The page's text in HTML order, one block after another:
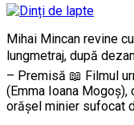
Mihai Mincan revine
lungmetraj, după
– Premisă 📖 Filmul
(Emma Ioana
orășel minier sufocat